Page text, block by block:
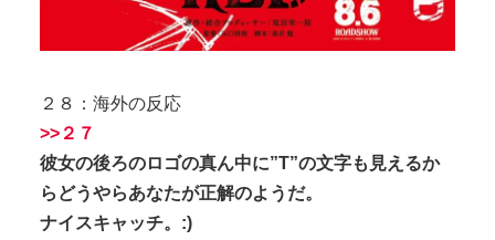
２８：海外の反応
>>２７
彼女の後ろのロゴの真ん中に”T”の文字も見えるか
らどうやらあなたが正解のようだ。
ナイスキャッチ。:)